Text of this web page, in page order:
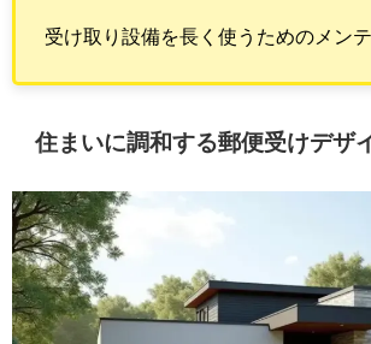
受け取り設備を長く使うためのメン
住まいに調和する郵便受けデザ